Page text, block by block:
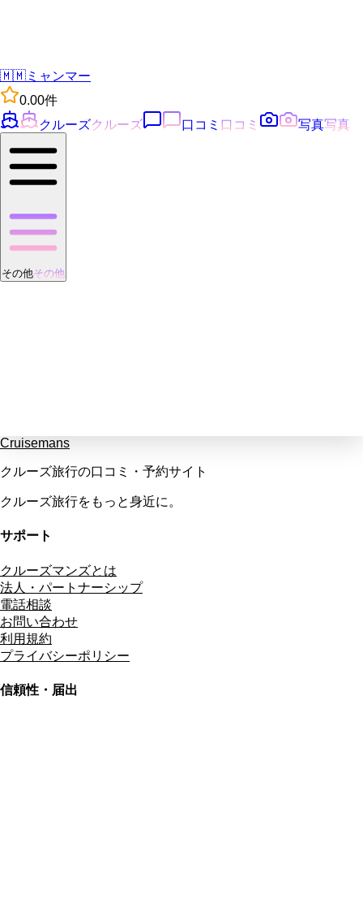
🇲🇲 ミャンマー
0.00件
クルーズクルーズ 口コミ 口コミ 写真写真
その他その他
Cruisemans
クルーズ旅行の口コミ・予約サイト
クルーズ旅行をもっと身近に。
サポート
クルーズマンズとは
法人・パートナーシップ
電話相談
お問い合わせ
利用規約
プライバシーポリシー
信頼性・届出